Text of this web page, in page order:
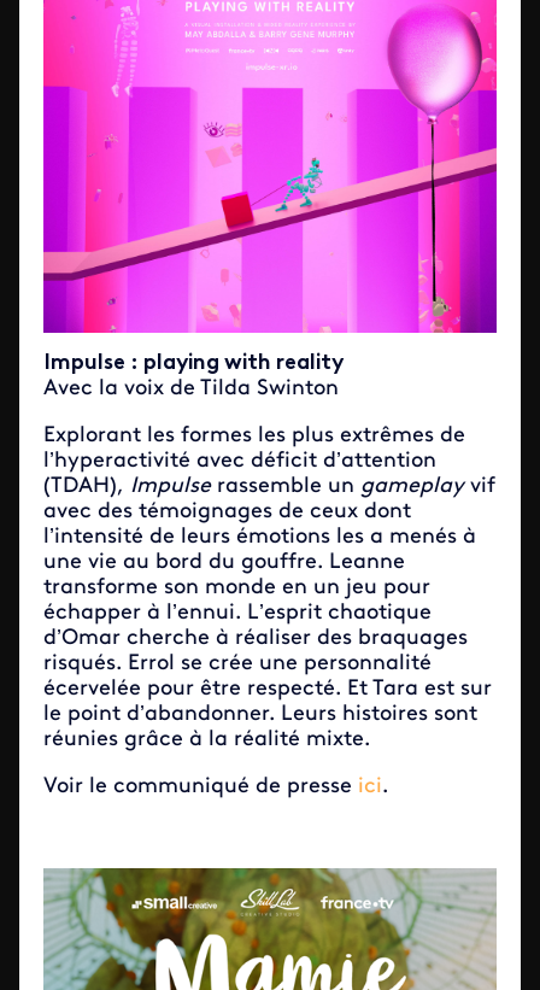
Impulse : playing with reality
Avec la voix de Tilda Swinton
Explorant les formes les plus extrêmes de
l’hyperactivité avec déficit d’attention
(TDAH), Impulserassemble un gameplayvif
avec des témoignages de ceux dont
l’intensité de leurs émotions les a menés à
une vie au bord du gouffre. Leanne
transforme son monde en un jeu pour
échapper à l’ennui. L’esprit chaotique
d’Omar cherche à réaliser des braquages
risqués. Errol se crée une personnalité
écervelée pour être respecté. Et Tara est sur
le point d’abandonner. Leurs histoires sont
réunies grâce à la réalité mixte.
Voir le communiqué de presse ici.